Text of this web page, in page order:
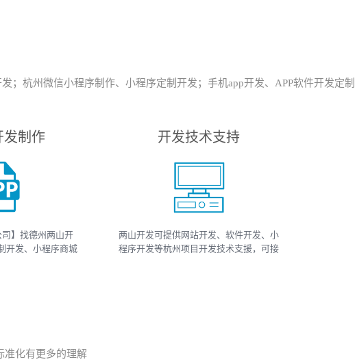
杭州微信小程序制作、小程序定制开发；手机app开发、APP软件开发定制
发制作
司】找德州两山开
开发、小程序商城
开发技术支持
两山开发可提供网站开发、软件开发、小
程序开发等杭州项目开发技术支援，可接
准化有更多的理解